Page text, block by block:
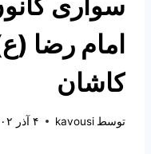
امام رضا
کاشان
توسط kavousi ۴ آذر ۱۴۰۲